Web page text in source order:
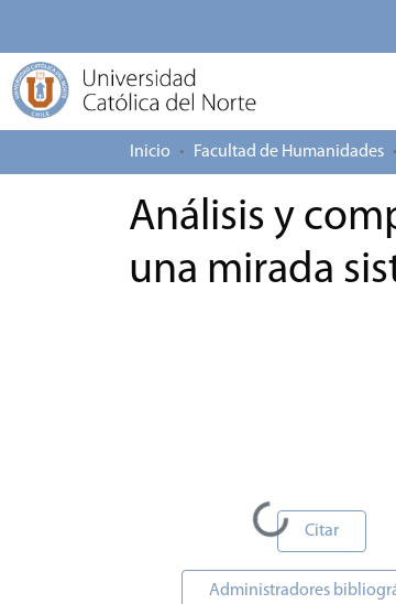
Inicio Facultad de Humanidades
Análisis y
una mirada
Cargando... Citar
Administradores